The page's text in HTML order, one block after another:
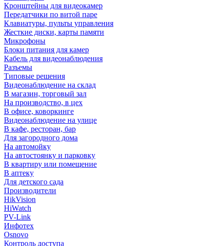
Кронштейны для видеокамер
Передатчики по витой паре
Клавиатуры, пульты управления
Жесткие диски, карты памяти
Микрофоны
Блоки питания для камер
Кабель для видеонаблюдения
Разъемы
Типовые решения
Видеонаблюдение на склад
В магазин, торговый зал
На производство, в цех
В офисе, коворкинге
Видеонаблюдение на улице
В кафе, ресторан, бар
Для загородного дома
На автомойку
На автостоянку и парковку
В квартиру или помещение
В аптеку
Для детского сада
Производители
HikVision
HiWatch
PV-Link
Инфотех
Osnovo
Контроль доступа